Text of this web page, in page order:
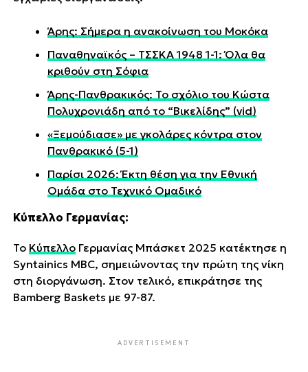
Άρης: Σήμερα η ανακοίνωση του Μοκόκα
Παναθηναϊκός – ΤΣΣΚΑ 1948 1-1: Όλα θα
κριθούν στη Σόφια
Άρης-Πανθρακικός: Το σχόλιο του Κώστα
Πολυχρονιάδη από το “Βικελίδης” (vid)
«Ξεμούδιασε» με γκολάρες κόντρα στον
Πανθρακικό (5-1)
Παρίσι 2026: Έκτη θέση για την Εθνική
Ομάδα στο Τεχνικό Ομαδικό
Κύπελλο Γερμανίας:
Το ΚύπελλοΓερμανίας Μπάσκετ 2025 κατέκτησε η
Syntainics MBC, σημειώνοντας την πρώτη της νίκη
στη διοργάνωση. Στον τελικό, επικράτησε της
Bamberg Baskets με 97-87.
ADVERTISEMENT